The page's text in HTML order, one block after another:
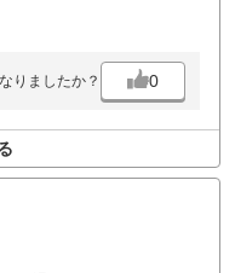
りましたか？ 0